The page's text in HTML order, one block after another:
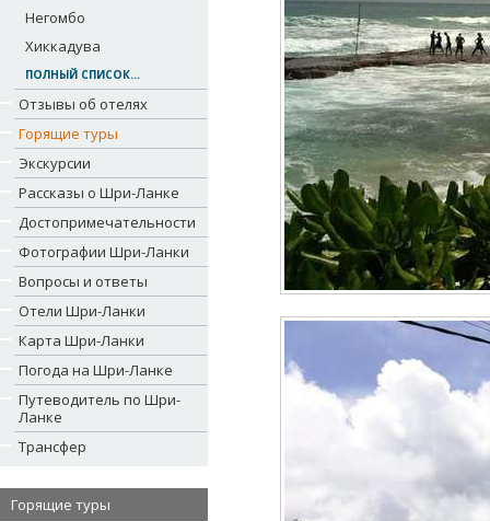
Негомбо
Хиккадува
ПОЛНЫЙ СПИСОК...
Отзывы об отелях
Горящие туры
Экскурсии
Рассказы о Шри-Ланке
Достопримечательности
Фотографии Шри-Ланки
Вопросы и ответы
Отели Шри-Ланки
Карта Шри-Ланки
Погода на Шри-Ланке
Путеводитель по Шри-
Ланке
Трансфер
Горящие туры